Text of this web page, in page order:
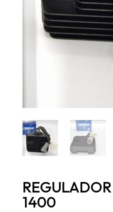
1400